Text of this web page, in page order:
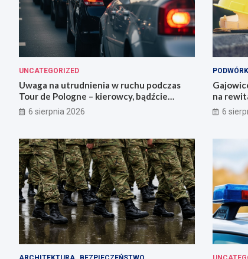
UNCATEGORIZED
Uwaga na utrudnienia w ruchu podczas
Tour de Pologne – kierowcy, bądźcie
przygotowani!
6 sierpnia 2026
na
6